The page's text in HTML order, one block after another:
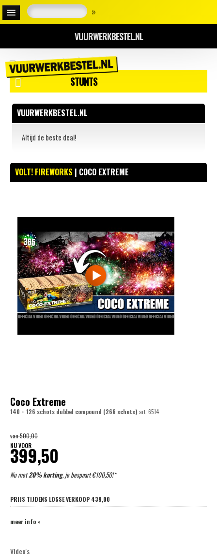
»
VUURWERKBESTEL.NL
STUNTS
VUURWERKBESTEL.NL
Altijd de beste deal!
VOLT! FIREWORKS | COCO EXTREME
Coco Extreme
140 + 126 schots dubbel compound (266 schots) art. 6514
van500,00
NU VOOR
399,50
Nu met20% korting, je bespaart €100,50!*
PRIJS TIJDENS LOSSE VERKOOP 439,00
meer info »
Video's